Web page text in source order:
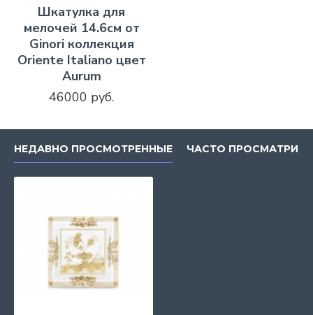
Шкатулка для
мелочей 14.6см от
Ginori коллекция
Oriente Italiano цвет
Aurum
46000 руб.
НЕДАВНО ПРОСМОТРЕННЫЕ ЧАСТО